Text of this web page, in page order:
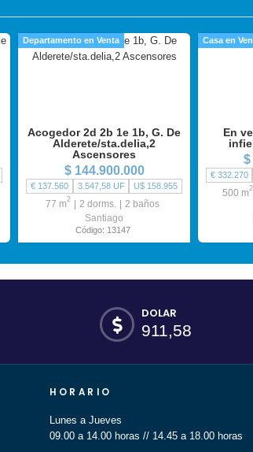
Acogedor 2d 2b 1e 1b, G. De
Alderete/sta.delia,2
Ascensores
$ 144.900.000
€ 137.560 3.547,58 UF U$ 158.955
77 m2 2 dorms. 2 baños
Departamento en Venta
Santiago
Código: 13147
En
$
€ 332.270
500 m2
Casa en
DOLAR
911,58
HORARIO
Lunes a Jueves
09.00 a 14.00 horas // 14.45 a 18.00 horas